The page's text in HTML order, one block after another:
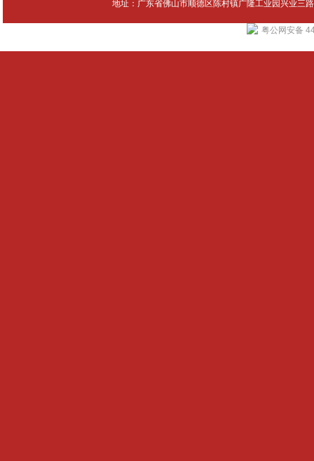
地址：广东省佛山市顺德区陈村镇广隆工业园兴业
粤公网安备